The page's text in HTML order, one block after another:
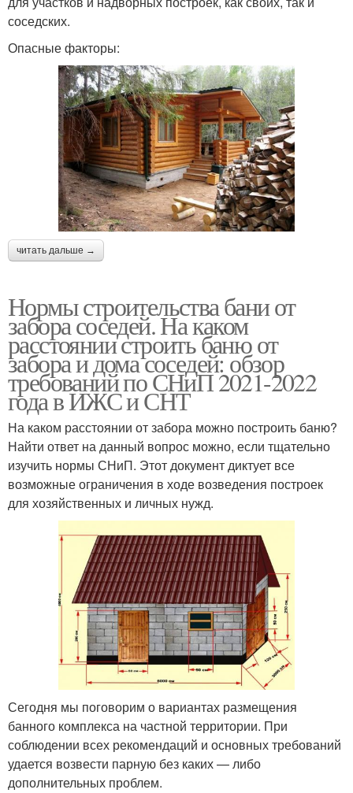
соседских.
Опасные факторы:
читать дальше →
Нормы строительства бани от
забора соседей. На каком
расстоянии строить баню от
забора и дома соседей: обзор
требований по СНиП 2021-2022
года в ИЖС и СНТ
На каком расстоянии от забора можно построить баню?
Найти ответ на данный вопрос можно, если тщательно
изучить нормы СНиП. Этот документ диктует все
возможные ограничения в ходе возведения построек
для хозяйственных и личных нужд.
Сегодня мы поговорим о вариантах размещения
банного комплекса на частной территории. При
соблюдении всех рекомендаций и основных требований
удается возвести парную без каких — либо
дополнительных проблем.